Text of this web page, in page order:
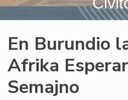
En Burundio
Afrika
Semajno